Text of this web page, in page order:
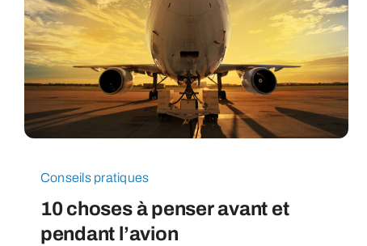
Conseils pratiques
10 choses à penser avant et
pendant l’avion